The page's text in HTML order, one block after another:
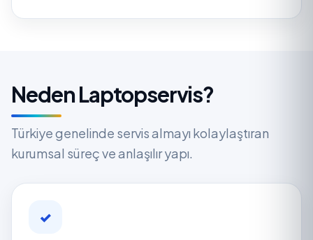
Neden Laptopservis?
Türkiye genelinde servis almayı kolaylaştıran
kurumsal süreç ve anlaşılır yapı.
✓